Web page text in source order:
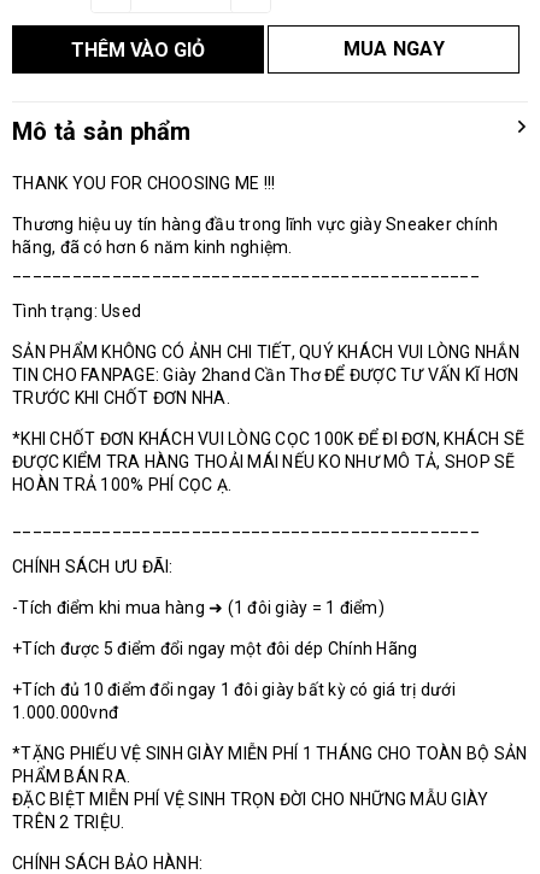
THÊM VÀO GIỎ MUA NGAY
Mô tả sản phẩm
THANK YOU FOR CHOOSING ME !!!
Thương hiệu uy tín hàng đầu trong lĩnh vực giày Sneaker chính
hãng, đã có hơn 6 năm kinh nghiệm.
Tình trạng: Used
SẢN PHẨM KHÔNG CÓ ẢNH CHI TIẾT, QUÝ KHÁCH VUI LÒNG NHẮN
TIN CHO FANPAGE: Giày 2hand Cần Thơ ĐỂ ĐƯỢC TƯ VẤN KĨ HƠN
TRƯỚC KHI CHỐT ĐƠN NHA.
*KHI CHỐT ĐƠN KHÁCH VUI LÒNG CỌC 100K ĐỂ ĐI ĐƠN, KHÁCH SẼ
ĐƯỢC KIỂM TRA HÀNG THOẢI MÁI NẾU KO NHƯ MÔ TẢ, SHOP SẼ
HOÀN TRẢ 100% PHÍ CỌC Ạ.
CHÍNH SÁCH ƯU ĐÃI:
-Tích điểm khi mua hàng ➜ (1 đôi giày = 1 điểm)
+Tích được 5 điểm đổi ngay một đôi dép Chính Hãng
+Tích đủ 10 điểm đổi ngay 1 đôi giày bất kỳ có giá trị dưới
1.000.000vnđ
*TẶNG PHIẾU VỆ SINH GIÀY MIỄN PHÍ 1 THÁNG CHO TOÀN BỘ SẢN
PHẨM BÁN RA.
ĐẶC BIỆT MIỄN PHÍ VỆ SINH TRỌN ĐỜI CHO NHỮNG MẪU GIÀY
TRÊN 2 TRIỆU.
CHÍNH SÁCH BẢO HÀNH: